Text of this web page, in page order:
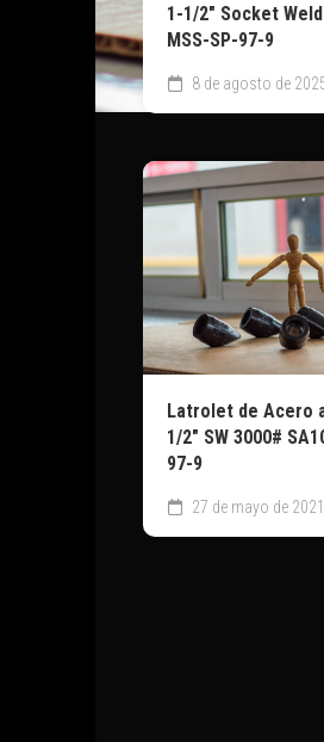
1-1/2″ Socket
MSS-SP-97-9
8 de agosto de
Latrolet de Acero
1/2″ SW 3000#
97-9
27 de mayo de 2021